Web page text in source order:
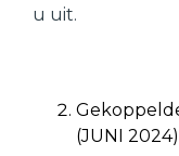
u uit.
(JUNI 2024)